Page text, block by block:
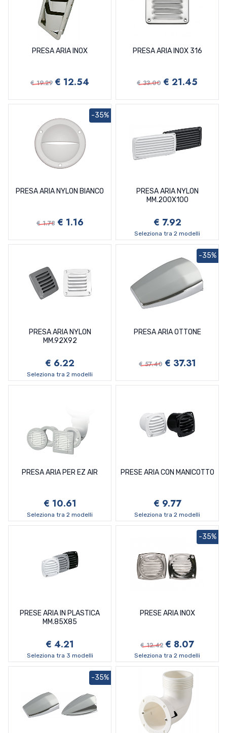
PRESA ARIA INOX
€ 19.29 € 12.54
PRESA ARIA INOX 316
€ 33.00 € 21.45
PRESA ARIA NYLON BIANCO
€ 1.78 € 1.16
-35%
PRESA ARIA NYLON
MM.200X100
€ 7.92
Seleziona tra 2 modelli
PRESA ARIA NYLON
MM.92X92
€ 6.22
Seleziona tra 2 modelli
PRESA ARIA OTTONE
€ 57.40 € 37.31
-35%
PRESA ARIA PER EZ AIR
€ 10.61
Seleziona tra 2 modelli
PRESE ARIA CON MANICOTTO
€ 9.77
Seleziona tra 2 modelli
PRESE ARIA IN PLASTICA
MM.85X85
€ 4.21
Seleziona tra 3 modelli
PRESE ARIA INOX
€ 12.42 € 8.07
-35%
Seleziona tra 2 modelli
-35%